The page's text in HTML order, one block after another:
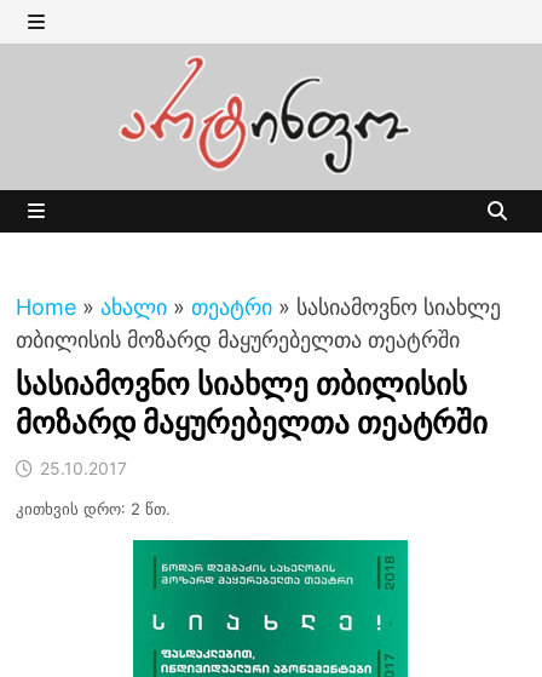
Skip
to MENU
Home » ახალი » თეატრი » სასიამოვნო სიახლე
თბილისის მოზარდ მაყურებელთა თეატრში
სასიამოვნო სიახლე თბილისის
მოზარდ მაყურებელთა თეატრში
25.10.2017
კითხვის დრო: 2 წთ.